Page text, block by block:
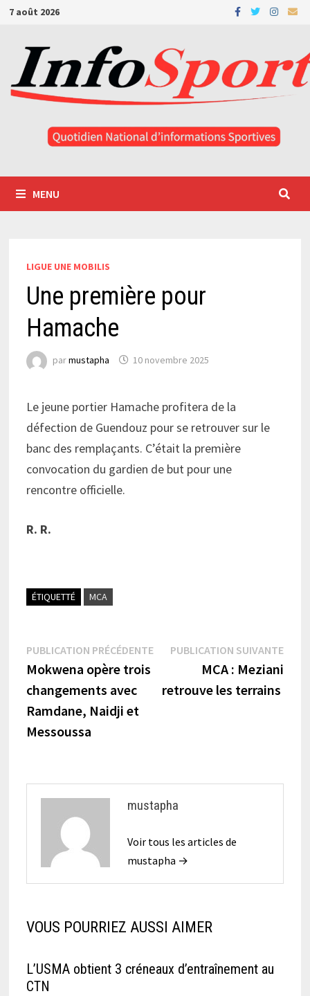
Passer
contenu
7 août 2026
MENU
LIGUE UNE MOBILIS
Une première pour
Hamache
parmustapha 10 novembre 2025
Le jeune portier Hamache profitera de la
défection de Guendouz pour se retrouver sur le
banc des remplaçants. C’était la première
convocation du gardien de but pour une
rencontre officielle.
R. R.
ÉTIQUETTÉ MCA
Navigation
de
l’article
PUBLICATION PRÉCÉDENTEPublication
précédente :
Mokwena opère trois
changements avec
Ramdane, Naidji et
Messoussa
PUBLICATION SUIVANTE
MCA : Meziani
retrouve les terrains
mustapha
Voir tous les articles de
mustapha →
VOUS POURRIEZ AUSSI AIMER
L’USMA obtient 3 créneaux d’entraînement au
CTN